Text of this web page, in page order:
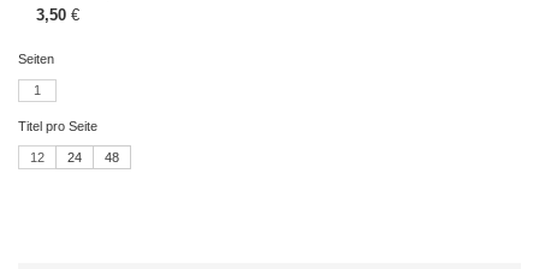
3,50 €
Seiten
1
Titel pro Seite
12 24 48